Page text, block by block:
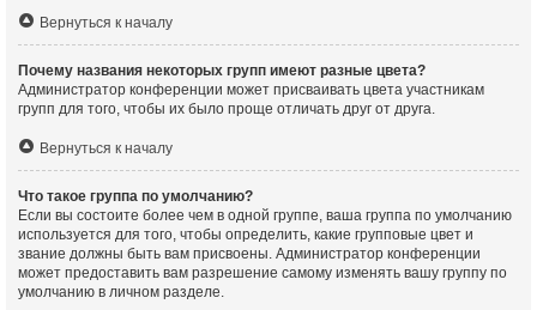
Вернуться к началу
Почему названия некоторых групп имеют разные цвета?
Администратор конференции может присваивать цвета участникам
групп для того, чтобы их было проще отличать друг от друга.
Вернуться к началу
Что такое группа по умолчанию?
Если вы состоите более чем в одной группе, ваша группа по умолчанию
используется для того, чтобы определить, какие групповые цвет и
звание должны быть вам присвоены. Администратор конференции
может предоставить вам разрешение самому изменять вашу группу по
умолчанию в личном разделе.